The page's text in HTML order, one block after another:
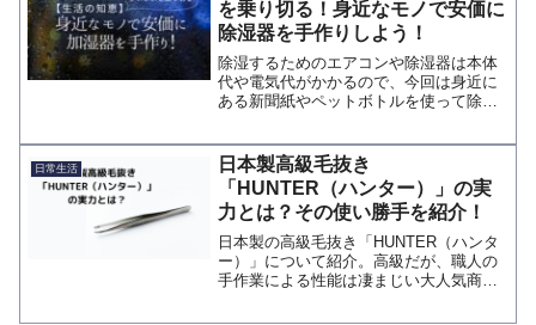
を乗り切る！身近なモノで安価に
除湿器を手作りしよう！
除湿するためのエアコンや除湿器は本体
代や電気代がかかるので、今回は身近に
ある新聞紙やペットボトルを使って除湿
日常生活
日本製高級毛抜き
「HUNTER（ハンター）」の実
力とは？その使い勝手を紹介！
日本製の高級毛抜き「HUNTER（ハンタ
ー）」について紹介。高級だが、職人の
手作業による性能は凄まじい大人気商品